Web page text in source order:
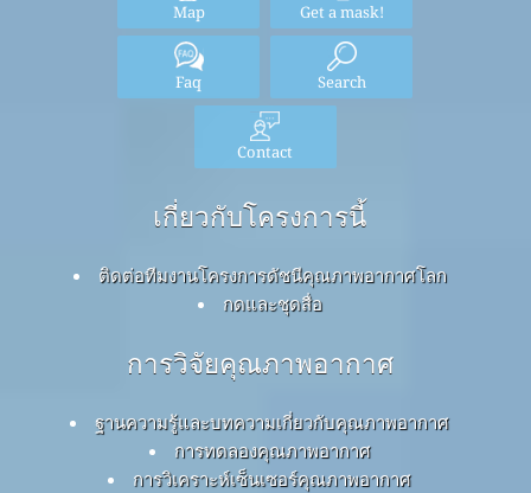
Map Get a mask!
Faq Search
Contact
เกี่ยวกับโครงการนี้
ติดต่อทีมงานโครงการดัชนีคุณภาพอากาศโลก
กดและชุดสื่อ
การวิจัยคุณภาพอากาศ
ฐานความรู้และบทความเกี่ยวกับคุณภาพอากาศ
การทดลองคุณภาพอากาศ
การวิเคราะห์เซ็นเซอร์คุณภาพอากาศ